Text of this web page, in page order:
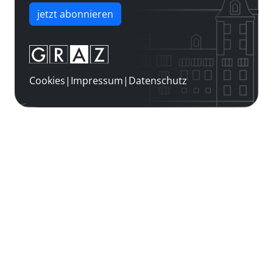
jetzt abonnieren
Cookies| Impressum| Datenschutz